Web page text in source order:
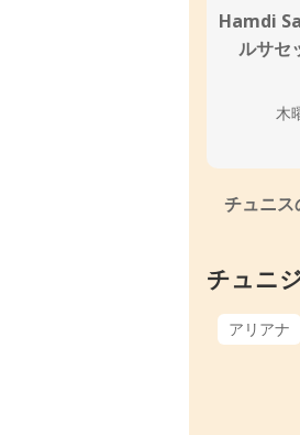
Hamdi
ルサセ
木
チュニス
チュニ
アリアナ